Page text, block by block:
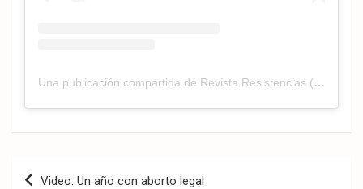
Una publicación compartida de Revista Resistencias (@revistaresistencias)
Navegación
Video: Un año con aborto legal